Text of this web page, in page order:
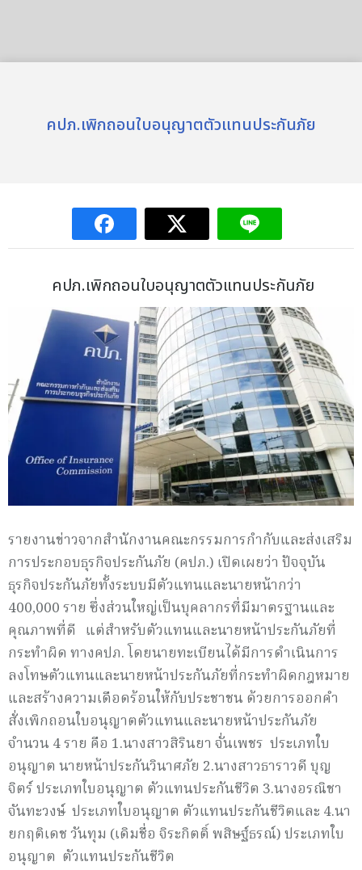
คปภ.เพิกถอนใบอนุญาตตัวแทนประกันภัย
คปภ.เพิกถอนใบอนุญาตตัวแทนประกันภัย
รายงานข่าวจากสำนักงานคณะกรรมการกำกับและส่งเสริม
การประกอบธุรกิจประกันภัย (คปภ.) เปิดเผยว่า ปัจจุบัน
ธุรกิจประกันภัยทั้งระบบมีตัวแทนและนายหน้ากว่า
400,000 ราย ซึ่งส่วนใหญ่เป็นบุคลากรที่มีมาตรฐานและ
คุณภาพที่ดี แต่สำหรับตัวแทนและนายหน้าประกันภัยที่
กระทำผิด ทางคปภ. โดยนายทะเบียนได้มีการดำเนินการ
ลงโทษตัวแทนและนายหน้าประกันภัยที่กระทำผิดกฎหมาย
และสร้างความเดือดร้อนให้กับประชาชน ด้วยการออกคำ
สั่งเพิกถอนใบอนุญาตตัวแทนและนายหน้าประกันภัย
จำนวน 4 ราย คือ 1.นางสาวสิรินยา จั่นเพชร ประเภทใบ
อนุญาต นายหน้าประกันวินาศภัย 2.นางสาวธาราวดี บุญ
จิตร์ ประเภทใบอนุญาต ตัวแทนประกันชีวิต 3.นางอรณิชา
จันทะวงษ์ ประเภทใบอนุญาต ตัวแทนประกันชีวิตและ 4.นา
ยกฤติเดช วันทุม (เดิมชื่อ จิระกิตติ์ พสิษฐ์ธรณ์) ประเภทใบ
อนุญาต ตัวแทนประกันชีวิต